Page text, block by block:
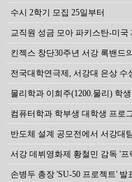
수시 2학기 모집 25일부터
교직원 성금 모아 파키스탄-미국
킨젝스 창단30주년 서강 록밴드
전국대학연극제, 서강대 은상 수
물리학과 이희주(1200.물리) 학
컴퓨터학과 학부생 대학생 프로
반도체 설계 공모전에서 서강대
서강 데뷔영화제 황철민 감독 '
손병두 총장 'SU-50 프로젝트' 발